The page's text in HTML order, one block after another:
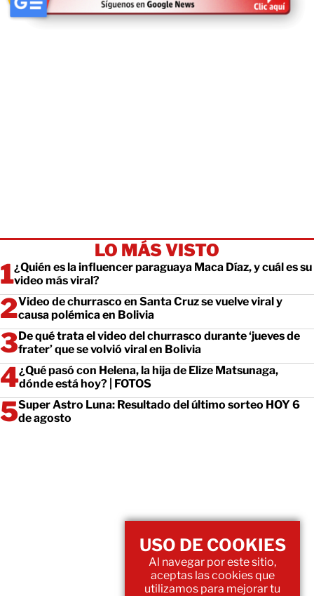
LO MÁS VISTO
¿Quién es la influencer paraguaya Maca Díaz, y cuál es su
video más viral?
Video de churrasco en Santa Cruz se vuelve viral y
causa polémica en Bolivia
De qué trata el video del churrasco durante ‘jueves de
frater’ que se volvió viral en Bolivia
¿Qué pasó con Helena, la hija de Elize Matsunaga,
dónde está hoy? | FOTOS
Super Astro Luna: Resultado del último sorteo HOY 6
de agosto
USO DE COOKIES
Al navegar por este sitio,
aceptas las cookies que
utilizamos para mejorar tu